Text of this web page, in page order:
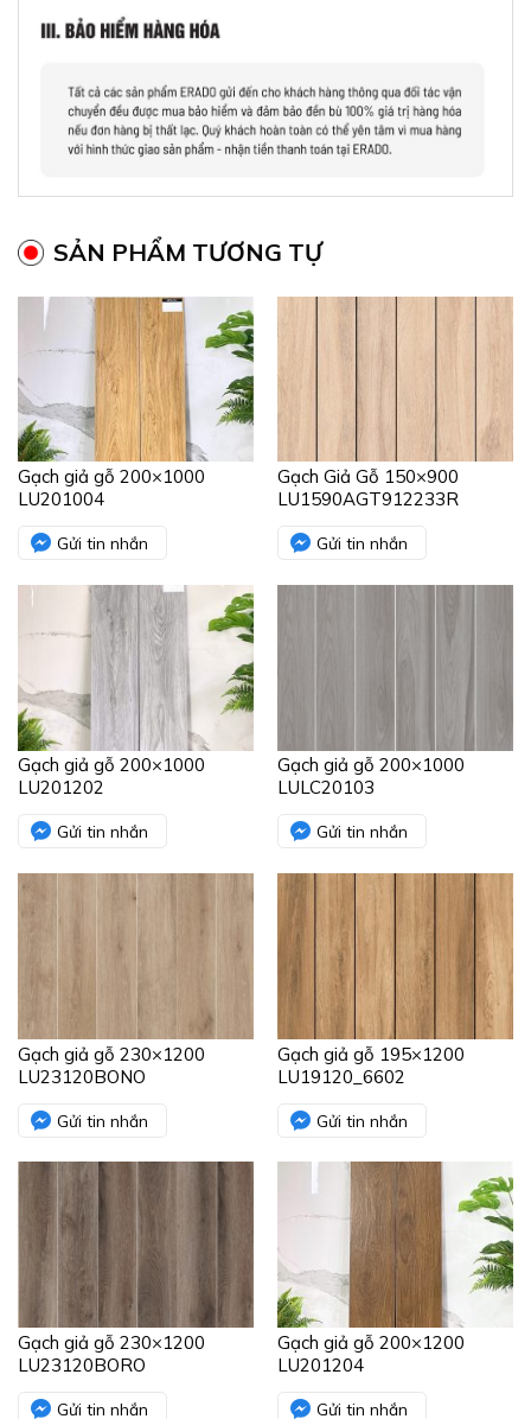
SẢN PHẨM TƯƠNG TỰ
Gạch giả gỗ 200×1000
LU201004
Gửi tin nhắn
Gạch Giả Gỗ 150×900
LU1590AGT912233R
Gửi tin nhắn
Gạch giả gỗ 200×1000
LU201202
Gửi tin nhắn
Gạch giả gỗ 200×1000
LULC20103
Gửi tin nhắn
Gạch giả gỗ 230×1200
LU23120BONO
Gửi tin nhắn
Gạch giả gỗ 195×1200
LU19120_6602
Gửi tin nhắn
Gạch giả gỗ 230×1200
LU23120BORO
Gửi tin nhắn
Gạch giả gỗ 200×1200
LU201204
Gửi tin nhắn